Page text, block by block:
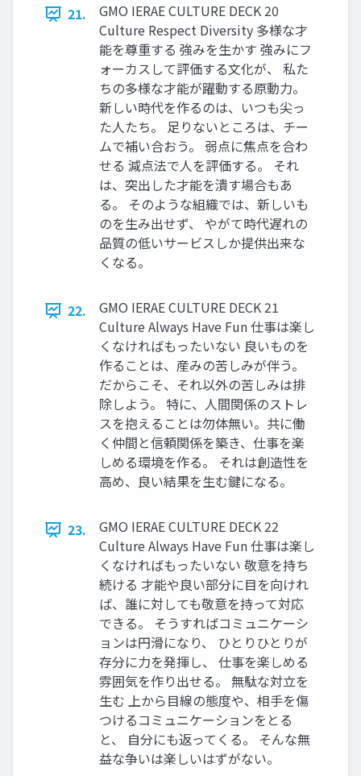
21.
GMO IERAE CULTURE DECK 20
Culture Respect Diversity 多様な才
能を尊重する 強みを生かす 強みにフ
ォーカスして評価する文化が、 私た
ちの多様な才能が躍動する原動力。
新しい時代を作るのは、いつも尖っ
た人たち。 足りないところは、チー
ムで補い合おう。 弱点に焦点を合わ
せる 減点法で人を評価する。 それ
は、突出した才能を潰す場合もあ
る。 そのような組織では、新しいも
のを生み出せず、 やがて時代遅れの
品質の低いサービスしか提供出来な
くなる。
22.
GMO IERAE CULTURE DECK 21
Culture Always Have Fun 仕事は楽し
くなければもったいない 良いものを
作ることは、産みの苦しみが伴う。
だからこそ、それ以外の苦しみは排
除しよう。 特に、人間関係のストレ
スを抱えることは勿体無い。共に働
く仲間と信頼関係を築き、仕事を楽
しめる環境を作る。 それは創造性を
高め、良い結果を生む鍵になる。
23.
GMO IERAE CULTURE DECK 22
Culture Always Have Fun 仕事は楽し
くなければもったいない 敬意を持ち
続ける 才能や良い部分に目を向けれ
ば、誰に対しても敬意を持って対応
できる。 そうすればコミュニケーシ
ョンは円滑になり、 ひとりひとりが
存分に力を発揮し、 仕事を楽しめる
雰囲気を作り出せる。 無駄な対立を
生む 上から目線の態度や、相手を傷
つけるコミュニケーションをとる
と、 自分にも返ってくる。 そんな無
益な争いは楽しいはずがない。